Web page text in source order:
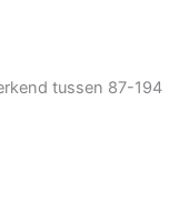
tussen 87-194